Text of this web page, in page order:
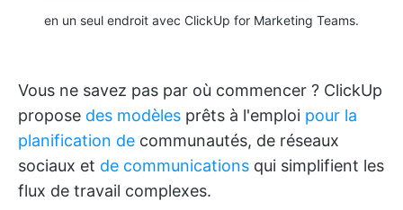
en un seul endroit avec ClickUp for Marketing Teams.
Vous ne savez pas par où commencer ? ClickUp
propose des modèles prêts à l'emploi pour la
planification de communautés, de réseaux
sociaux et de communications qui simplifient les
flux de travail complexes.